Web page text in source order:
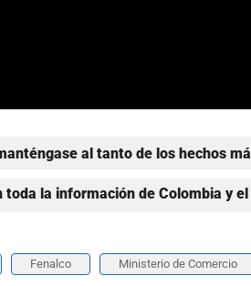
al tanto de los hechos
la información de Colombia y
Fenalco Ministerio de Comercio